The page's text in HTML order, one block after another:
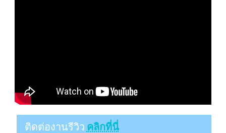
ติดต่องานรีวิว คลิกที่นี่